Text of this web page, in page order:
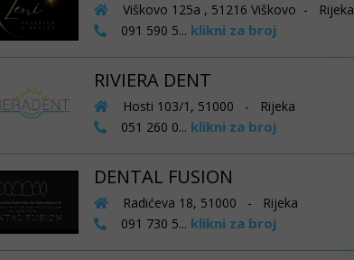
Viškovo 125a , 51216 Viškovo - Rijeka
091 590 5... klikni za broj
RIVIERA DENT
Hosti 103/1, 51000 - Rijeka
051 260 0... klikni za broj
DENTAL FUSION
Radićeva 18, 51000 - Rijeka
091 730 5... klikni za broj